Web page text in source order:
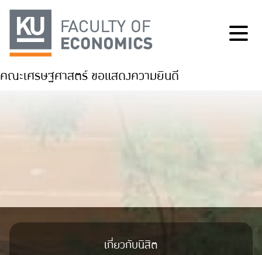
คณะเศรษฐศาสตร์ ขอแสดงความยินดี
เกี่ยวกับนิสิต